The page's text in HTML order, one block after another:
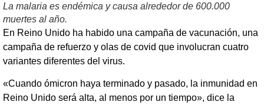
La malaria es endémica y causa alrededor de 600.000
muertes al año.
En Reino Unido ha habido una campaña de vacunación, una
campaña de refuerzo y olas de covid que involucran cuatro
variantes diferentes del virus.
«Cuando ómicron haya terminado y pasado, la inmunidad en
Reino Unido será alta, al menos por un tiempo», dice la